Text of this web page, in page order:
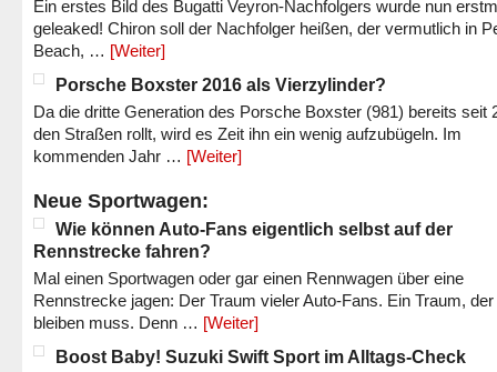
Ein erstes Bild des Bugatti Veyron-Nachfolgers wurde nun
geleaked! Chiron soll der Nachfolger heißen, der vermutlich in
Beach, … [Weiter]
Porsche Boxster 2016 als Vierzylinder?
Da die dritte Generation des Porsche Boxster (981) bereits seit
den Straßen rollt, wird es Zeit ihn ein wenig aufzubügeln. Im
kommenden Jahr … [Weiter]
Neue Sportwagen:
Wie können Auto-Fans eigentlich selbst auf der
Rennstrecke fahren?
Mal einen Sportwagen oder gar einen Rennwagen über eine
Rennstrecke jagen: Der Traum vieler Auto-Fans. Ein Traum,
bleiben muss. Denn … [Weiter]
Boost Baby! Suzuki Swift Sport im Alltags-Check